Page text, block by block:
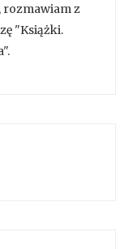
rozmawiam z
"Książki.